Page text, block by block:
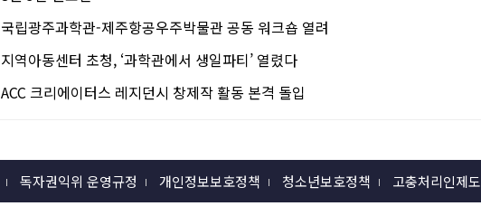
국립광주과학관-제주항공우주박물관 공동 워크숍 열려
지역아동센터 초청, ‘과학관에서 생일파티’ 열렸다
ACC 크리에이터스 레지던시 창제작 활동 본격 돌입
독자권익위 운영규정 개인정보보호정책 청소년보호정책 고충처리인제도